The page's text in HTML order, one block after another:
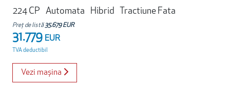
224 CP
Automata Hibrid Tractiune Fata
Preț de listă 35.679 EUR
31.779 EUR
TVA deductibil
Vezi mașina